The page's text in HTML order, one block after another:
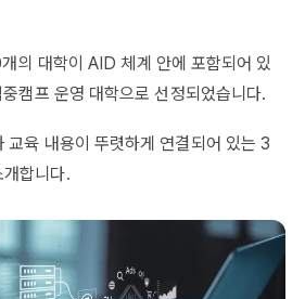
의 대학이 AID 체계 안에 포함되어 있
캠프 운영 대학으로 선정되었습니다.
교육 내용이 뚜렷하게 연결되어 있는 3
합니다.